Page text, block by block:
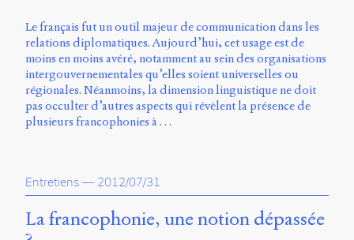
ISSN
2104-
3272
Sens
public
v.
Typographies
Jannon
de
Le français fut un outil majeur de communication dans les
relations diplomatiques. Aujourd’hui, cet usage est de
moins en moins avéré, notamment au sein des organisations
intergouvernementales qu’elles soient universelles ou
régionales. Néanmoins, la dimension linguistique ne doit
pas occulter d’autres aspects qui révèlent la présence de
plusieurs francophonies à …
Entretiens — 2012/07/31
La francophonie, une notion dépassée